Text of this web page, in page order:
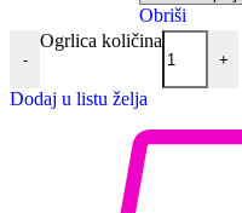
Obriši
-
Ogrlica količina
+
Dodaj u listu želja